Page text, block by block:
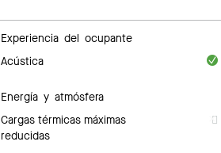
Experiencia del ocupante
Acústica
Energía y atmósfera
Cargas térmicas máximas
reducidas